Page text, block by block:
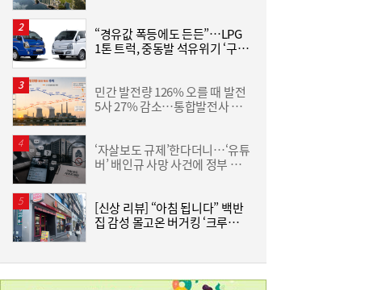
16:35
[여전사 풍향계] KB국민카드, ‘유스클럽 체크
카드’ 20만장 돌파外
“경유값 폭등에도 든든”…LPG
1톤 트럭, 중동발 석유위기 ‘구원
민간 발전량 126% 오를 때 발전
5사 27% 감소…통합발전사 출
‘자살보도 규제’한다더니…‘유튜
버’ 배인규 사망 사건에 정부 대
[신상 리뷰] “아침 됩니다” 백반
집 감성 몰고온 버거킹 ‘크루아상